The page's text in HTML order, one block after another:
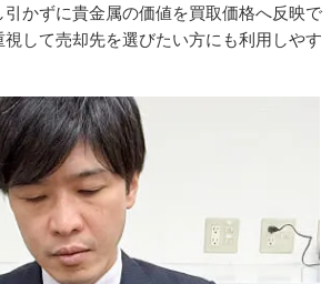
かずに貴金属の価値を買取価格へ反映で
して売却先を選びたい方にも利用しやす